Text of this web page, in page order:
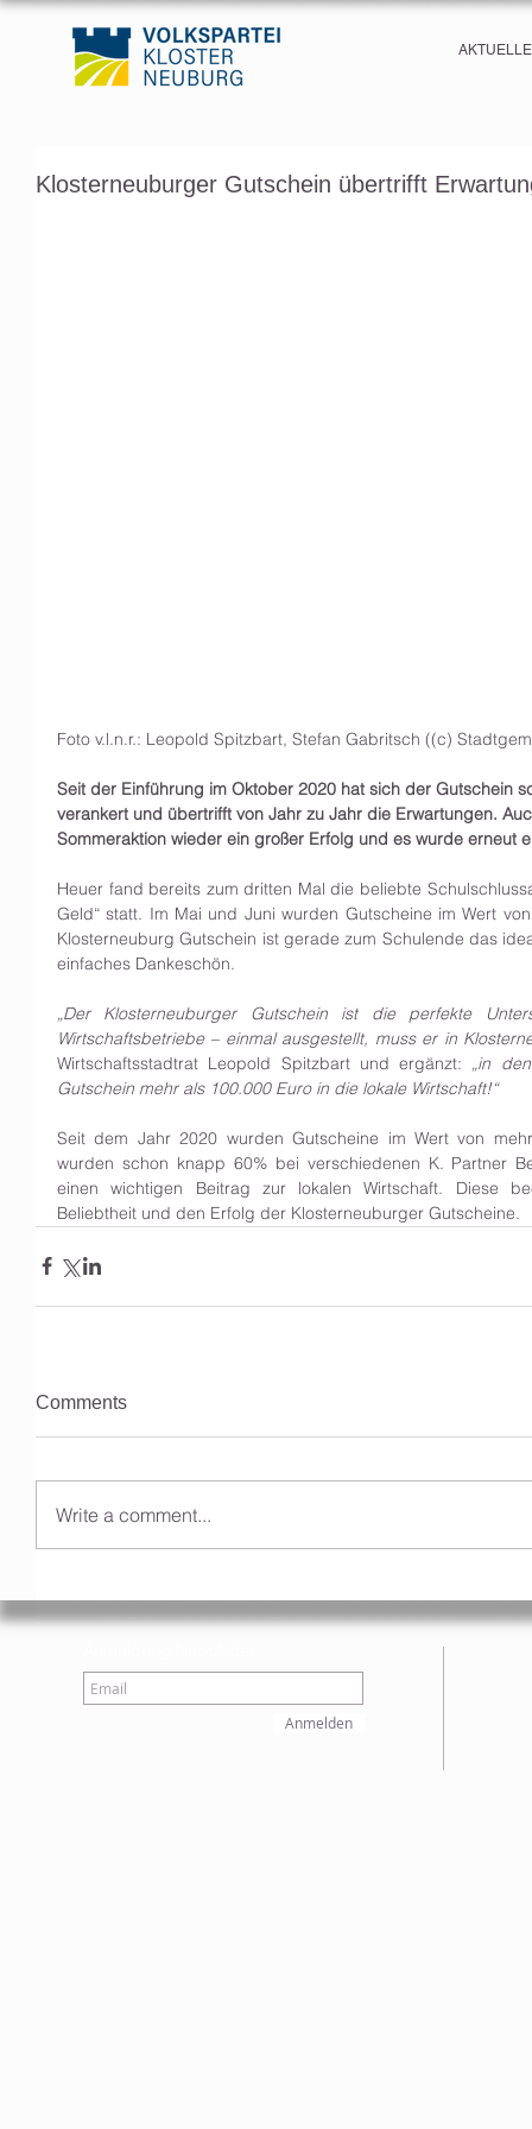
Klosterneuburger Gutschein übertrifft
Foto v.l.n.r.: Leopold Spitzbart, Stefan Gabritsch ((c)
Seit der Einführung im Oktober 2020 hat sich der Gutschein
verankert und übertrifft von Jahr zu Jahr die Erwartungen.
Sommeraktion wieder ein großer Erfolg und es wurde erneut
Heuer fand bereits zum dritten Mal die beliebte
Geld“ statt. Im Mai und Juni wurden Gutscheine im Wert
Klosterneuburg Gutschein ist gerade zum Schulende das
einfaches Dankeschön.
„Der Klosterneuburger Gutschein ist die perfekte
Wirtschaftsbetriebe – einmal ausgestellt, muss er in
Wirtschaftsstadtrat Leopold Spitzbart und ergänzt: „in
Gutschein mehr als 100.000 Euro in die lokale Wirtschaft!“
Seit dem Jahr 2020 wurden Gutscheine im Wert von
wurden schon knapp 60% bei verschiedenen K. Partner
einen wichtigen Beitrag zur lokalen Wirtschaft. Diese
Beliebtheit und den Erfolg der Klosterneuburger Gutscheine.
Comments
Write a comment...
Anmelden